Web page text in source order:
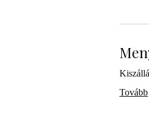
Tovább